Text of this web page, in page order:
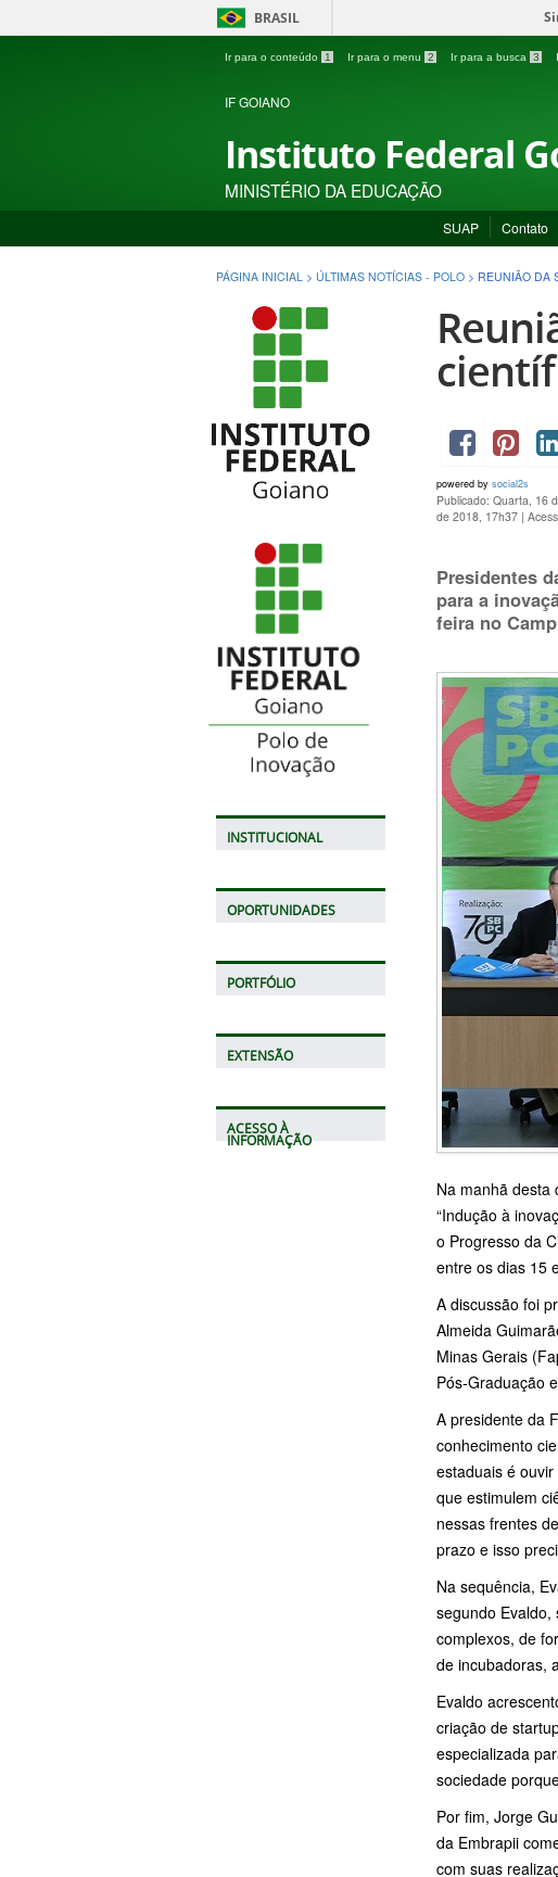
BRASIL
Ir para o conteúdo 1 Ir para o menu 2 Ir para a busca 3
IF GOIANO
Instituto Federal
MINISTÉRIO DA EDUCAÇÃO
SUAP Contato
PÁGINA INICIAL > ÚLTIMAS NOTÍCIAS - POLO > REUNIÃO DA
INSTITUCIONAL
OPORTUNIDADES
PORTFÓLIO
EXTENSÃO
ACESSO À
INFORMAÇÃO
powered by social2s
Publicado: Quarta, 16
de 2018, 17h37 |
Presidentes
para a
feira no
Na manhã desta
“Indução à
o Progresso da
entre os dias 15
A discussão foi
Almeida
Minas Gerais
Pós-Graduação
A presidente da
conhecimento
estaduais é
que estimulem
nessas frentes
prazo e isso
Na sequência,
segundo
complexos, de
de incubadoras,
Evaldo
criação de
especializada
sociedade
Por fim, Jorge
da Embrapii
com suas